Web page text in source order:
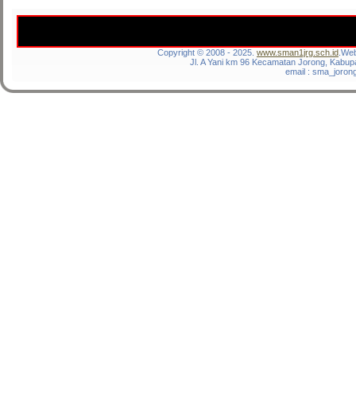
Copyright © 2008 - 2025. www.sman1jrg.sch.id
Jl. A Yani km 96 Kecamatan Jorong,
email :